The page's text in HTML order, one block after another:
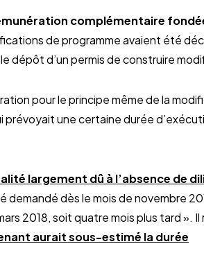
complémentaire
de programme avaient été
dépôt d’un permis de construire
pour le principe même de la
une certaine durée
largement dû à l’absence de
demandé dès le mois de novembre
2018, soit quatre mois plus tard ». Il
aurait sous-estimé la durée